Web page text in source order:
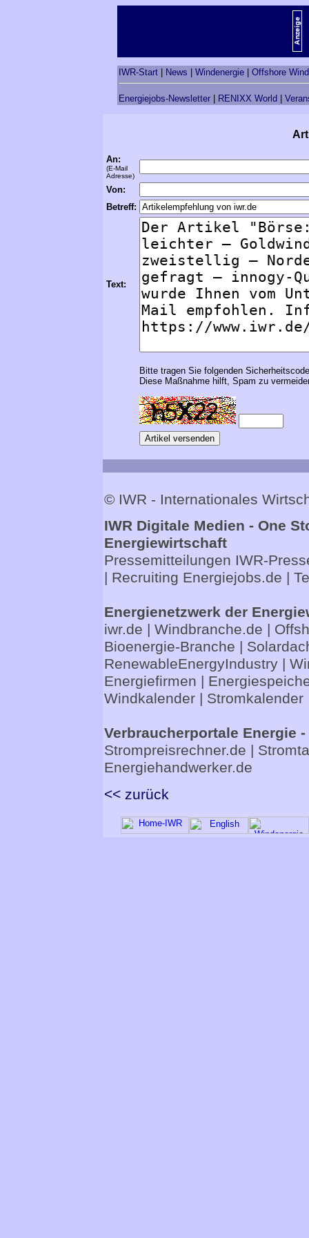
IWR-Start News Windenergie Offshore
Energiejobs-Newsletter RENIXX World
An:
(E-Mail
Adresse)
Von:
Betreff:
Text:
Bitte tragen Sie folgenden
Diese Maßnahme hilft, Spam zu
© IWR - Internationales
IWR Digitale Medien - One
Energiewirtschaft
Pressemitteilungen IWR-
| Recruiting Energiejobs.de |
Energienetzwerk der
iwr.de | Windbranche.de |
Bioenergie-Branche |
RenewableEnergyIndustry|
Energiefirmen |
Windkalender| Stromkalender
Verbraucherportale Energie
Strompreisrechner.de |
Energiehandwerker.de
<< zurück